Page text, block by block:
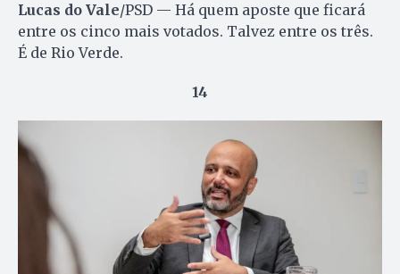
Lucas do Vale/PSD — Há quem aposte que ficará
entre os cinco mais votados. Talvez entre os três.
É de Rio Verde.
14